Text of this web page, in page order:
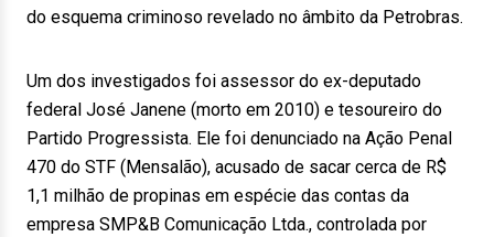
do esquema criminoso revelado no âmbito da Petrobras.
Um dos investigados foi assessor do ex-deputado
federal José Janene (morto em 2010) e tesoureiro do
Partido Progressista. Ele foi denunciado na Ação Penal
470 do STF (Mensalão), acusado de sacar cerca de R$
1,1 milhão de propinas em espécie das contas da
empresa SMP&B Comunicação Ltda., controlada por